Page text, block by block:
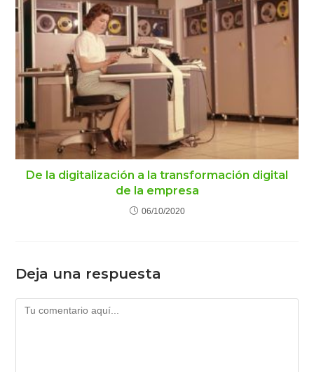
De la digitalización a la transformación digital
de la empresa
06/10/2020
Deja una respuesta
Comentario